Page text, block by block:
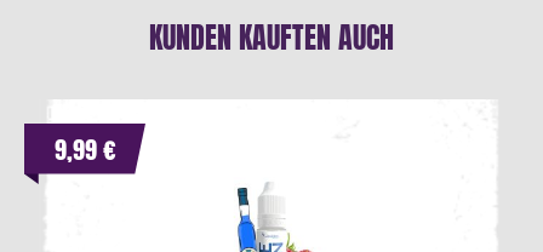
KUNDEN KAUFTEN AUCH
9,99 €